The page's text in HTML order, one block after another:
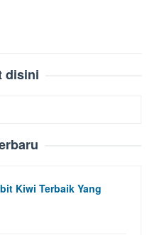
disini
Kiwi Terbaik Yang